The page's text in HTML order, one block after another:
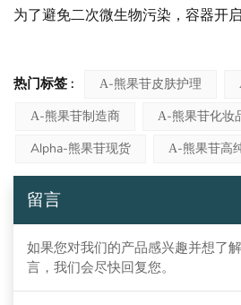
为了避免二次微生物污染，容器开
热门标签 : Α-熊果苷皮肤护理
Α-熊果苷制造商
Α-熊果苷化妆
Alpha-熊果苷现货
Α-熊果苷高
留言
如果您对我们的产品感兴趣并想了
言，我们会尽快回复您。